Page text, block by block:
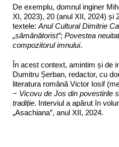
De exemplu, domnul inginer
XI, 2023), 20 (anul XII, 2024) și
textele: Anul Cultural Dimitrie
„sămănătorist”; Povestea
compozitorul imnului.
În acest context, amintim și de
Dumitru Șerban, redactor, cu
literatura română Victor Iosif
− Vicovu de Jos din povestirile
tradiție. Interviul a apărut în
„Asachiana”, anul XII, 2024.